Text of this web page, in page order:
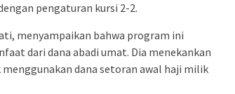
pengaturan kursi 2-2.
menyampaikan bahwa program ini
dari dana abadi umat. Dia menekankan
dana setoran awal haji milik